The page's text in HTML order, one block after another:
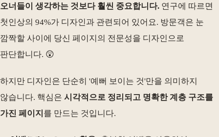
오너들이 생각하는 것보다 훨씬 중요합니다. 연구에 따르면
첫인상의 94%가 디자인과 관련되어 있어요. 방문객은 눈
깜짝할 사이에 당신 페이지의 전문성을 디자인으로
판단합니다. 😲
하지만 디자인은 단순히 '예뻐 보이는 것'만을 의미하지
않습니다. 핵심은 시각적으로 정리되고 명확한 계층 구조를
가진 페이지 를 만드는 것입니다.